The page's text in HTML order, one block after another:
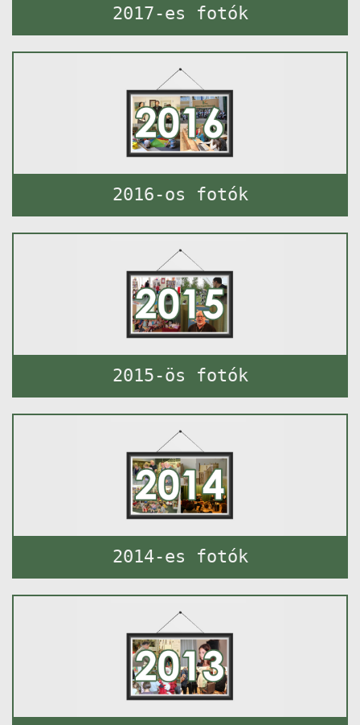
2017-es fotók
2016-os fotók
2015-ös fotók
2014-es fotók